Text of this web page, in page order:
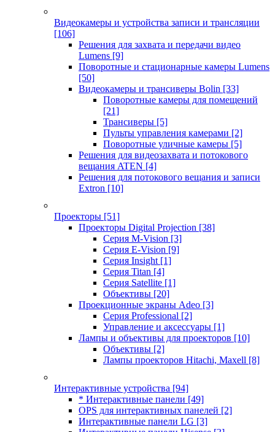
Видеокамеры и устройства записи и трансляции
[106]
Решения для захвата и передачи видео
Lumens [9]
Поворотные и стационарные камеры Lumens
[50]
Видеокамеры и трансиверы Bolin [33]
Поворотные камеры для помещений
[21]
Трансиверы [5]
Пульты управления камерами [2]
Поворотные уличные камеры [5]
Решения для видеозахвата и потокового
вещания ATEN [4]
Решения для потокового вещания и записи
Extron [10]
Проекторы [51]
Проекторы Digital Projection [38]
Серия M-Vision [3]
Серия E-Vision [9]
Серия Insight [1]
Серия Titan [4]
Серия Satellite [1]
Объективы [20]
Проекционные экраны Adeo [3]
Серия Professional [2]
Управление и аксессуары [1]
Лампы и объективы для проекторов [10]
Объективы [2]
Лампы проекторов Hitachi, Maxell [8]
Интерактивные устройства [94]
* Интерактивные панели [49]
OPS для интерактивных панелей [2]
Интерактивные панели LG [3]